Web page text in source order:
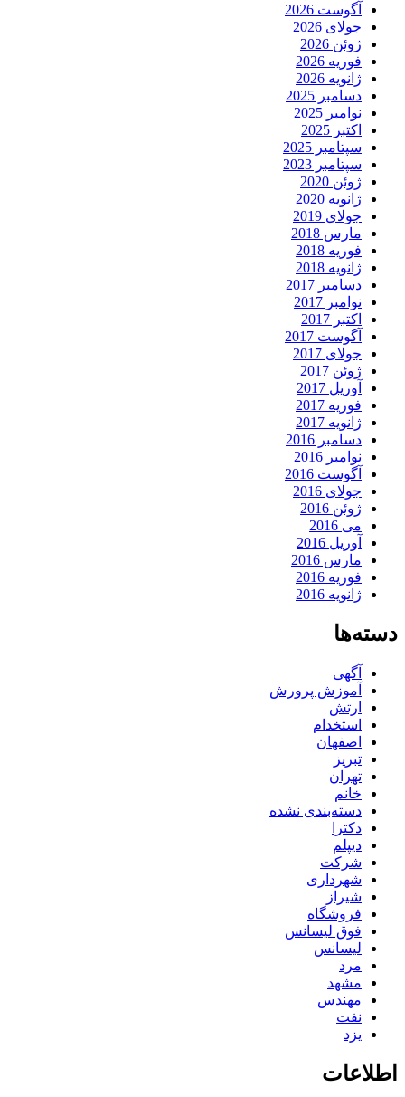
آگوست 2026
جولای 2026
ژوئن 2026
فوریه 2026
ژانویه 2026
دسامبر 2025
نوامبر 2025
اکتبر 2025
سپتامبر 2025
سپتامبر 2023
ژوئن 2020
ژانویه 2020
جولای 2019
مارس 2018
فوریه 2018
ژانویه 2018
دسامبر 2017
نوامبر 2017
اکتبر 2017
آگوست 2017
جولای 2017
ژوئن 2017
آوریل 2017
فوریه 2017
ژانویه 2017
دسامبر 2016
نوامبر 2016
آگوست 2016
جولای 2016
ژوئن 2016
می 2016
آوریل 2016
مارس 2016
فوریه 2016
ژانویه 2016
دسته‌ها
آگهی
آموزش پرورش
ارتش
استخدام
اصفهان
تبریز
تهران
خانم
دسته‌بندی نشده
دکترا
دیپلم
شرکت
شهرداری
شیراز
فروشگاه
فوق لیسانس
لیسانس
مرد
مشهد
مهندس
نفت
یزد
اطلاعات